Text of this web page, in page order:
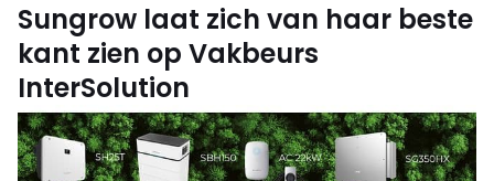
Sungrow laat zich van haar beste
kant zien op Vakbeurs
InterSolution